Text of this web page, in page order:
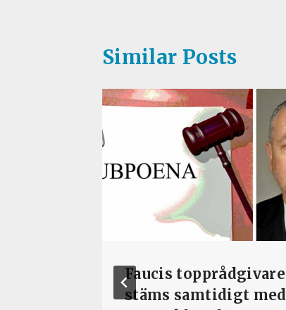
Similar Posts
Faucis topprådgivare
stäms samtidigt med